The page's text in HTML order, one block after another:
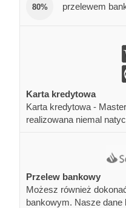
80%
przelewem
Karta kredytowa
Karta kredytowa -
realizowana niemal
Przelew bankowy
Możesz również
bankowym. Nasze